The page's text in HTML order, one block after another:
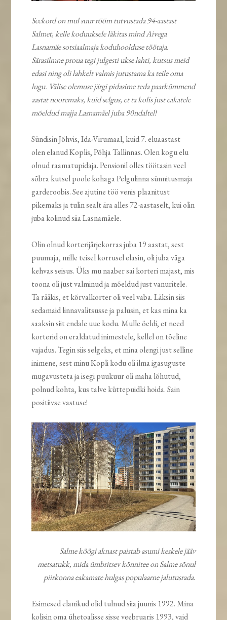
Seekord on mul suur rõõm tutvustada 94-aastast
Salmet, kelle koduuksele läkitas mind Aivega
Lasnamäe sotsiaalmaja koduhoolduse töötaja.
Särasilmne proua tegi julgesti ukse lahti, kutsus meid
edasi ning oli lahkelt valmis jutustama ka teile oma
lugu. Välise olemuse järgi pidasime teda paarkümmend
aastat nooremaks, kuid selgus, et ta kolis just eakatele
mõeldud majja Lasnamäel juba 90ndaltel!
Sündisin Jõhvis, Ida-Virumaal, kuid 7. eluaastast
olen elanud Koplis, Põhja Tallinnas. Olen kogu elu
olnud raamatupidaja. Pensionil olles töötasin veel
sõbra kutsel poole kohaga Pelgulinna sünnitusmaja
garderoobis. See ajutine töö venis plaanitust
pikemaks ja tulin sealt ära alles 72-aastaselt, kui olin
juba kolinud siia Lasnamäele.
Olin olnud korterijärjekorras juba 19 aastat, sest
puumaja, mille teisel korrusel elasin, oli juba väga
kehvas seisus. Üks mu naaber sai korteri majast, mis
toona oli just valminud ja mõeldud just vanuritele.
Ta rääkis, et kõrvalkorter oli veel vaba. Läksin siis
sedamaid linnavalitsusse ja palusin, et kas mina ka
saaksin siit endale uue kodu. Mulle öeldi, et need
korterid on eraldatud inimestele, kellel on tõeline
vajadus. Tegin siis selgeks, et mina olengi just selline
inimene, sest minu Kopli kodu oli ilma igasuguste
mugavusteta ja isegi puukuur oli maha lõhutud,
polnud kohta, kus talve küttepuidki hoida. Sain
positiivse vastuse!
Salme köögi aknast paistab asumi keskele jääv
metsatukk, mida ümbritsev kõnnitee on Salme sõnul
piirkonna eakamate hulgas populaarne jalutusrada.
Esimesed elanikud olid tulnud siia juunis 1992. Mina
kolisin oma ühetoalisse sisse veebruaris 1993, vaid